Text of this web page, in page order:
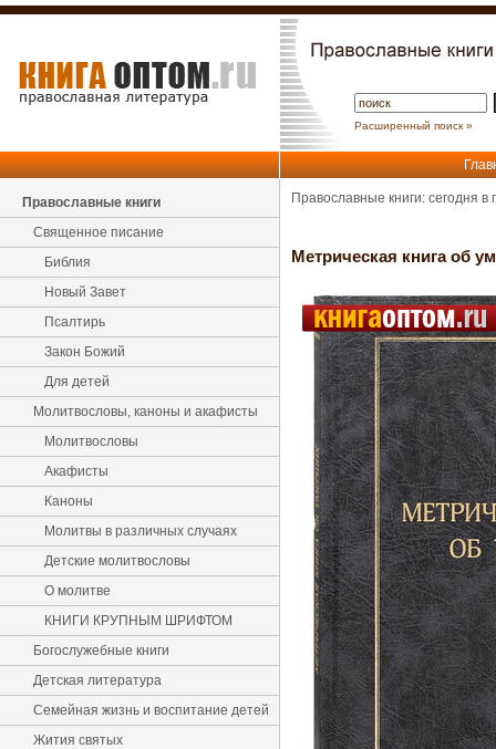
Расширенный поиск »
Православные книги
Священное писание
Библия
Новый Завет
Псалтирь
Закон Божий
Для детей
Молитвословы, каноны и акафисты
Молитвословы
Акафисты
Каноны
Молитвы в различных случаях
Детские молитвословы
О молитве
КНИГИ КРУПНЫМ ШРИФТОМ
Богослужебные книги
Детская литература
Семейная жизнь и воспитание детей
Жития святых
Православные книги: сегодня
Метрическая книга об